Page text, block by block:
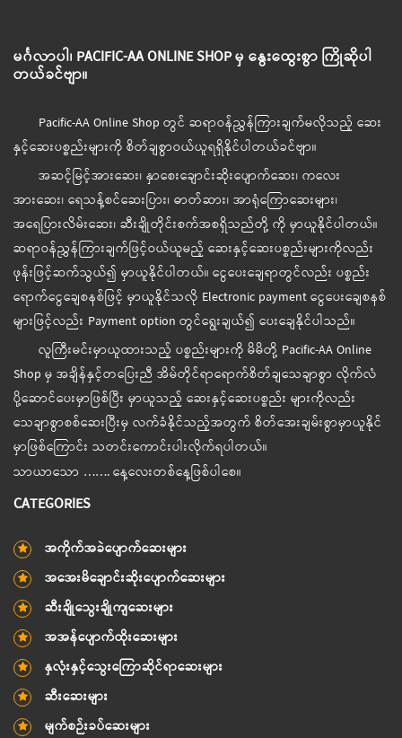
မင်္ဂလာပါ၊ PACIFIC-AA ONLINE SHOP မှ နွေးထွေးစွာ ကြိုဆိုပါ
တယ်ခင်ဗျာ။
Pacific-AA Online Shop တွင် ဆရာဝန်ညွှန်ကြားချက်မလိုသည့် ဆေး
နှင့်ဆေးပစ္စည်းများကို စိတ်ချစွာဝယ်ယူရရှိနိုင်ပါတယ်ခင်ဗျာ။
အဆင့်မြင့်အားဆေး၊ နှာစေးချောင်းဆိုးပျောက်ဆေး၊ ကလေး
အားဆေး၊ ရေသန့်စင်ဆေးပြား၊ ဓာတ်ဆား၊ အာရုံကြောဆေးများ၊
အရေပြားလိမ်းဆေး၊ ဆီးချိုတိုင်းစက်အစရှိသည်တို့ ကို မှာယူနိုင်ပါတယ်။
ဆရာဝန်ညွှန်ကြားချက်ဖြင့်ဝယ်ယူမည့် ဆေးနှင့်ဆေးပစ္စည်းများကိုလည်း
ဖုန်းဖြင့်ဆက်သွယ်၍ မှာယူနိုင်ပါတယ်။ ငွေပေးချေရာတွင်လည်း ပစ္စည်း
ရောက်ငွေချေစနစ်ဖြင့် မှာယူနိုင်သလို Electronic payment ငွေပေးချေစနစ်
များဖြင့်လည်း Payment option တွင်ရွေးချယ်၍ ပေးချေနိုင်ပါသည်။
လူကြီးမင်းမှာယူထားသည့် ပစ္စည်းများကို မိမိတို့ Pacific-AA Online
Shop မှ အချိန်နှင့်တပြေးညီ အိမ်တိုင်ရာရောက်စိတ်ချသေချာစွာ လိုက်လံ
ပို့ဆောင်ပေးမှာဖြစ်ပြီး မှာယူသည့် ဆေးနှင့်ဆေးပစ္စည်း များကိုလည်း
သေချာစွာစစ်ဆေးပြီးမှ လက်ခံနိုင်သည့်အတွက် စိတ်အေးချမ်းစွာမှာယူနိုင်
မှာဖြစ်ကြောင်း သတင်းကောင်းပါးလိုက်ရပါတယ်။
သာယာသော ……. နေ့လေးတစ်နေ့ဖြစ်ပါစေ။
CATEGORIES
အကိုက်အခဲပျောက်ဆေးများ
အအေးမိချောင်းဆိုးပျောက်ဆေးများ
ဆီးချိုသွေးချိုကျဆေးများ
အအန်ပျောက်ထိုးဆေးများ
နှလုံးနှင့်သွေးကြောဆိုင်ရာဆေးများ
ဆီးဆေးများ
မျက်စဉ်းခပ်ဆေးများ